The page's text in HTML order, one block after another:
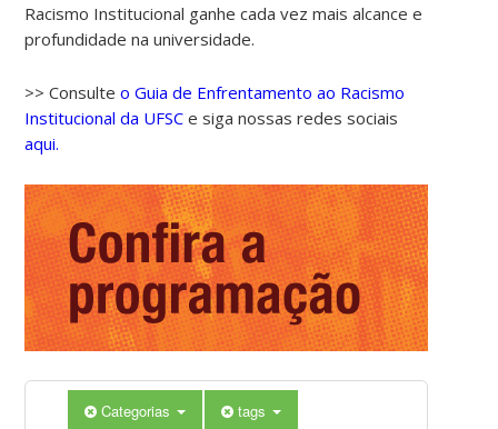
Racismo Institucional ganhe cada vez mais alcance e
profundidade na universidade.
>> Consulteo Guia de Enfrentamento ao Racismo
Institucional da UFSC e siga nossas redes sociais
aqui.
Categorias tags